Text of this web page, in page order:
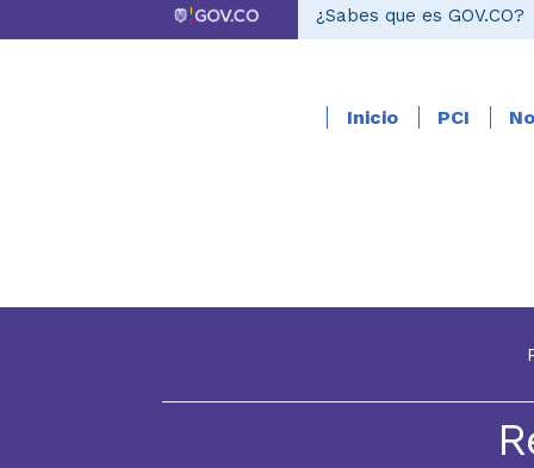
¿Sabes que es GOV.CO?
Inicio PCI